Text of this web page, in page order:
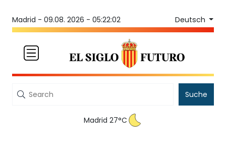
Madrid - 09.08. 2026 - 05:22:02 Deutsch
Suche
Madrid 27°C